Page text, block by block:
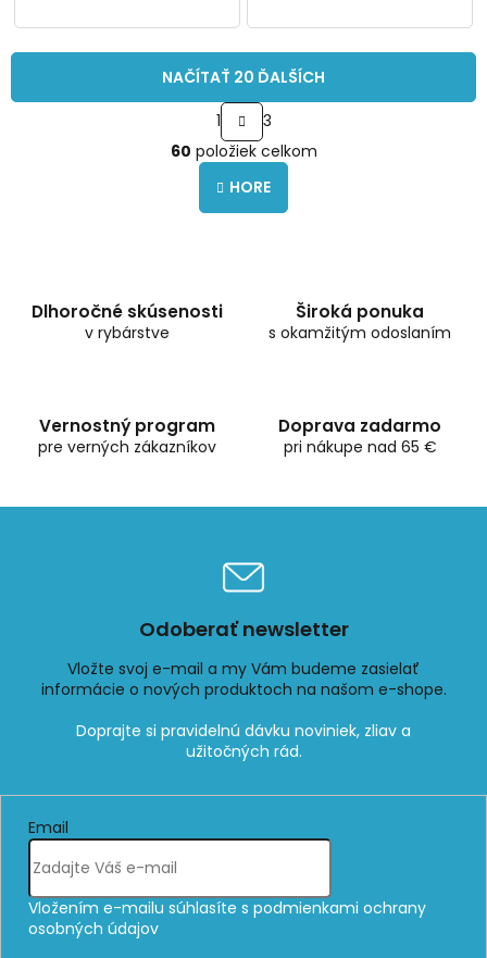
O
v
l
s
NAČÍTAŤ 20 ĎALŠÍCH
S
t
r
á
n
o
1
3
60 položiek celkom
HORE
Dlhoročné skúsenosti
v rybárstve
Široká ponuka
s okamžitým odoslaním
Vernostný program
pre verných zákazníkov
Doprava zadarmo
pri nákupe nad 65 €
Odoberať newsletter
Vložte svoj e-mail a my Vám budeme zasielať
informácie o nových produktoch na našom e-shope.
Email
Vložením e-mailu súhlasíte s podmienkami ochrany
osobných údajov